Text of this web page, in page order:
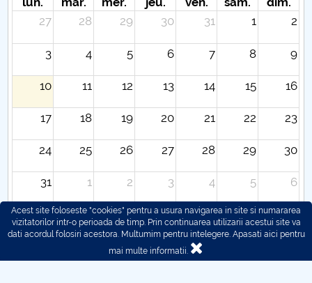
27
28 29 30 31 1 2
3 4 5 6 7 8 9
10 11 12 13 14 15 16
17 18 19 20 21 22 23
24 25 26 27 28 29 30
31 1 2 3 4 5 6
Acest site foloseste "cookies" pentru a usura navigarea in site si numararea
vizitatorilor intr-o perioada de timp. Prin continuarea utilizarii acestui site va
dati acordul folosiri acestora. Multumim pentru intelegere. Apasati aici pentru
mai multe informatii.